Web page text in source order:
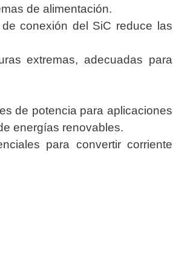
de alimentación.
conexión del SiC reduce las
extremas, adecuadas para
de potencia para aplicaciones
energías renovables.
para convertir corriente